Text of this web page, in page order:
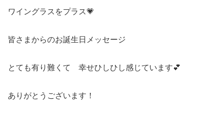
ワイングラスをプラス💗
皆さまからのお誕生日メッセージ
とても有り難くて 幸せひしひし感じています💕
ありがとうございます！